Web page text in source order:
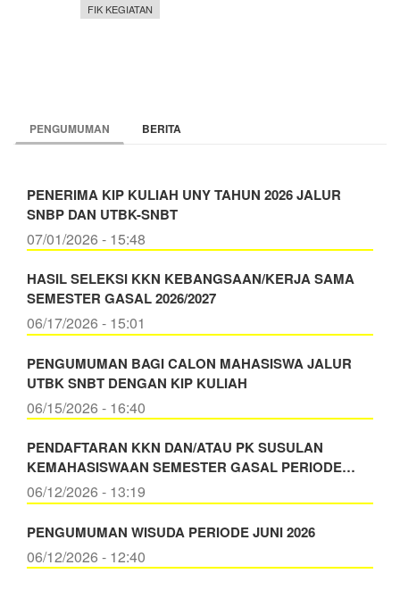
FIK KEGIATAN
PENGUMUMAN BERITA
PENERIMA KIP KULIAH UNY TAHUN 2026 JALUR
SNBP DAN UTBK-SNBT
07/01/2026 - 15:48
HASIL SELEKSI KKN KEBANGSAAN/KERJA SAMA
SEMESTER GASAL 2026/2027
06/17/2026 - 15:01
PENGUMUMAN BAGI CALON MAHASISWA JALUR
UTBK SNBT DENGAN KIP KULIAH
06/15/2026 - 16:40
PENDAFTARAN KKN DAN/ATAU PK SUSULAN
KEMAHASISWAAN SEMESTER GASAL PERIODE…
06/12/2026 - 13:19
PENGUMUMAN WISUDA PERIODE JUNI 2026
06/12/2026 - 12:40